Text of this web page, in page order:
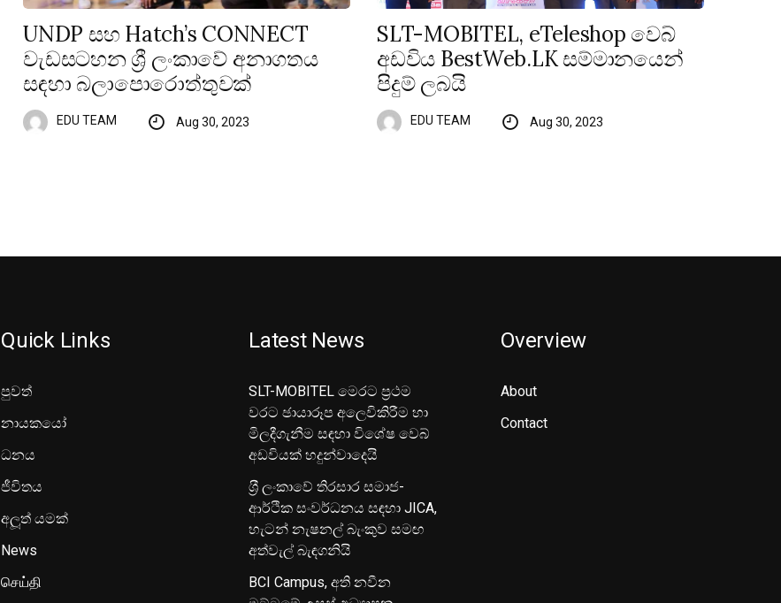
UNDP සහ Hatch’s CONNECT
වැඩසටහන ශ්‍රී ලංකාවේ අනාගතය
සඳහා බලාපොරොත්තුවක්
EDU TEAM Aug 30, 2023
SLT-MOBITEL, eTeleshop වෙබ්
අඩවිය BestWeb.LK සම්මානයෙන්
පිදුම් ලබයි
EDU TEAM Aug 30, 2023
Quick Links
පුවත්
නායකයෝ
ධනය
ජීවිතය
අලූත් යමක්
News
செய்தி
Latest News
SLT-MOBITEL මෙරට ප්‍රථම
වරට ඡායාරූප අලෙවිකිරීම හා
මිලදීගැනීම සඳහා විශේෂ වෙබ්
අඩවියක් හදුන්වාදෙයි
ශ‍්‍රී ලංකාවේ තිරසාර සමාජ-
ආර්ථික සංවර්ධනය සඳහා JICA,
හැටන් නැෂනල් බැංකුව සමඟ
අත්වැල් බැඳගනියි
BCI Campus, අති නවීන
Overview
About
Contact